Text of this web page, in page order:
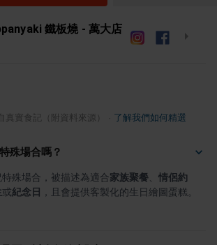
鐵板燒 - 萬大店
真實食記（附資料來源） 了解我們如何精選
殊場合嗎？
殊場合，被描述為適合家族聚餐
情侶約
或紀念日 ，且會提供客製化的生日繪圖蛋糕。